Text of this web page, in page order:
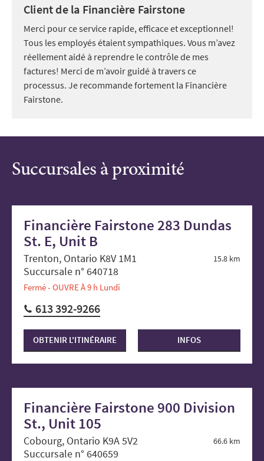
Client de la Financière Fairstone
Merci pour ce service rapide, efficace et exceptionnel!
Tous les employés étaient sympathiques. Vous m’avez
réellement aidé à reprendre le contrôle de mes
factures! Merci de m’avoir guidé à travers ce
processus. Je recommande fortement la Financière
Fairstone.
Succursales à proximité
Financière Fairstone 283 Dundas
St. E, Unit B
15.8 km
Trenton, Ontario K8V 1M1
Succursale n° 640718
Fermé - OUVRE À 9 h Lundi
613 392-9266
OBTENIR L'ITINÉRAIRE INFOS
Financière Fairstone 900 Division
St., Unit 105
66.6 km
Cobourg, Ontario K9A 5V2
Succursale n° 640659